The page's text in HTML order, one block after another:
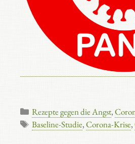
Kategorien
Rezepte gegen die Angst,
Schlagwörter
Baseline-Studie,Corona-Krise,